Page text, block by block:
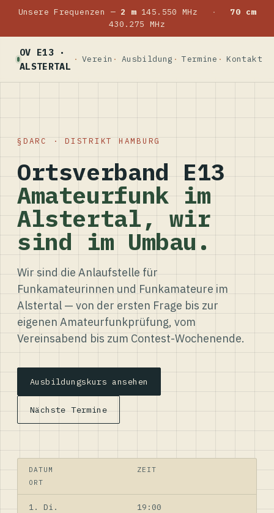
Unsere Frequenzen — 2 m145.550 MHz ·
70 cm
430.275 MHz
OV E13 ·
ALSTERTAL
Verein Ausbildung Termine Kontakt
DARC · DISTRIKT HAMBURG
Ortsverband E13
Amateurfunk im
Alstertal, wir
sind im Umbau.
Wir sind die Anlaufstelle für
Funkamateurinnen und Funkamateure im
Alstertal — von der ersten Frage bis zur
eigenen Amateurfunkprüfung, vom
Vereinsabend bis zum Contest-Wochenende.
Ausbildungskurs ansehen
Nächste Termine
DATUM
ZEIT
ORT
1. Di.
19:00